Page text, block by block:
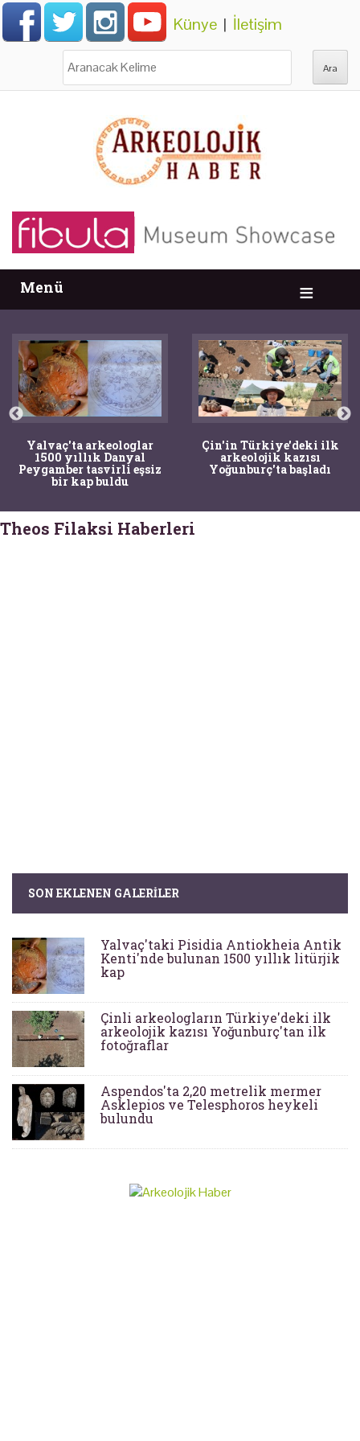
Künye | İletişim
Menü
Yalvaç'ta arkeologlar
1500 yıllık Danyal
Peygamber tasvirli eşsiz
bir kap buldu
Çin'in Türkiye'deki ilk
arkeolojik kazısı
Yoğunburç'ta başladı
Theos Filaksi Haberleri
SON EKLENEN GALERILER
Yalvaç'taki Pisidia Antiokheia Antik
Kenti'nde bulunan 1500 yıllık litürjik
kap
Çinli arkeologların Türkiye'deki ilk
arkeolojik kazısı Yoğunburç'tan ilk
fotoğraflar
Aspendos'ta 2,20 metrelik mermer
Asklepios ve Telesphoros heykeli
bulundu